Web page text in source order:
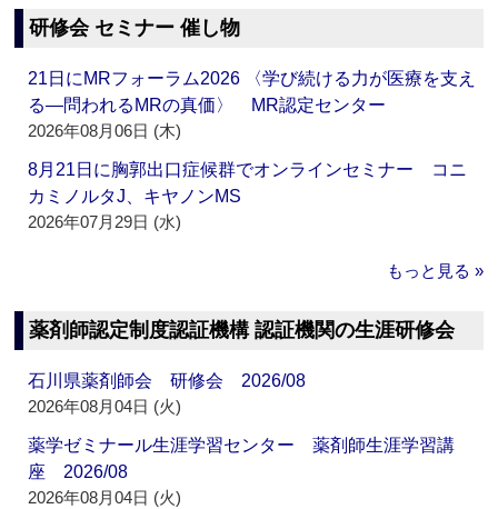
研修会 セミナー 催し物
21日にMRフォーラム2026 〈学び続ける力が医療を支え
る―問われるMRの真価〉 MR認定センター
2026年08月06日 (木)
8月21日に胸郭出口症候群でオンラインセミナー コニ
カミノルタJ、キヤノンMS
2026年07月29日 (水)
もっと見る »
薬剤師認定制度認証機構 認証機関の生涯研修会
石川県薬剤師会 研修会 2026/08
2026年08月04日 (火)
薬学ゼミナール生涯学習センター 薬剤師生涯学習講
座 2026/08
2026年08月04日 (火)